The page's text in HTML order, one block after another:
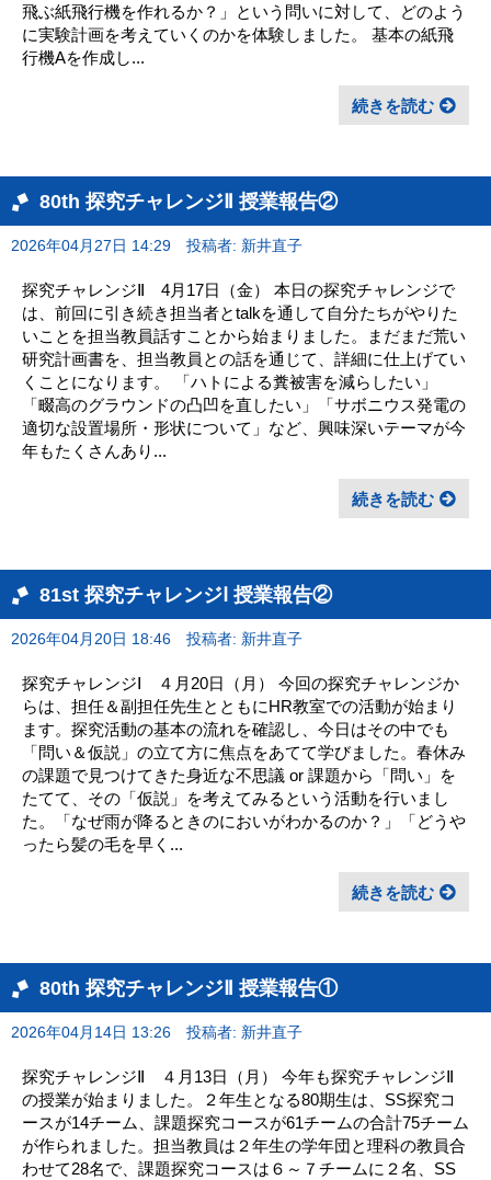
飛ぶ紙飛行機を作れるか？」という問いに対して、どのよう
に実験計画を考えていくのかを体験しました。 基本の紙飛
行機Aを作成し...
続きを読む
80th 探究チャレンジⅡ 授業報告②
2026年04月27日 14:29 投稿者: 新井直子
探究チャレンジⅡ 4月17日（金） 本日の探究チャレンジで
は、前回に引き続き担当者とtalkを通して自分たちがやりた
いことを担当教員話すことから始まりました。まだまだ荒い
研究計画書を、担当教員との話を通じて、詳細に仕上げてい
くことになります。 「ハトによる糞被害を減らしたい」
「畷高のグラウンドの凸凹を直したい」「サボニウス発電の
適切な設置場所・形状について」など、興味深いテーマが今
年もたくさんあり...
続きを読む
81st 探究チャレンジⅠ 授業報告②
2026年04月20日 18:46 投稿者: 新井直子
探究チャレンジⅠ ４月20日（月） 今回の探究チャレンジか
らは、担任＆副担任先生とともにHR教室での活動が始まり
ます。探究活動の基本の流れを確認し、今日はその中でも
「問い＆仮説」の立て方に焦点をあてて学びました。春休み
の課題で見つけてきた身近な不思議 or 課題から「問い」を
たてて、その「仮説」を考えてみるという活動を行いまし
た。「なぜ雨が降るときのにおいがわかるのか？」「どうや
ったら髪の毛を早く...
続きを読む
80th 探究チャレンジⅡ 授業報告①
2026年04月14日 13:26 投稿者: 新井直子
探究チャレンジⅡ ４月13日（月） 今年も探究チャレンジⅡ
の授業が始まりました。２年生となる80期生は、SS探究コ
ースが14チーム、課題探究コースが61チームの合計75チーム
が作られました。担当教員は２年生の学年団と理科の教員合
わせて28名で、課題探究コースは６～７チームに２名、SS